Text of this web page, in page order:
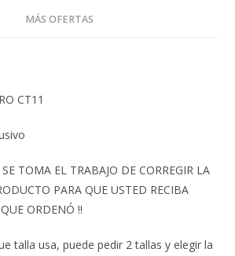
MÁS OFERTAS
CT11
TOMA EL TRABAJO DE CORREGIR LA
PARA QUE USTED RECIBA
ORDENÓ ‼️
talla usa, puede pedir 2 tallas y elegir la